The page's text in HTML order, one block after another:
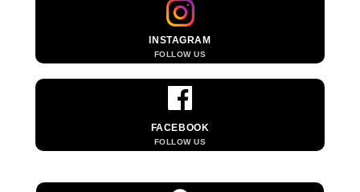
INSTAGRAM
FOLLOW US
FACEBOOK
FOLLOW US